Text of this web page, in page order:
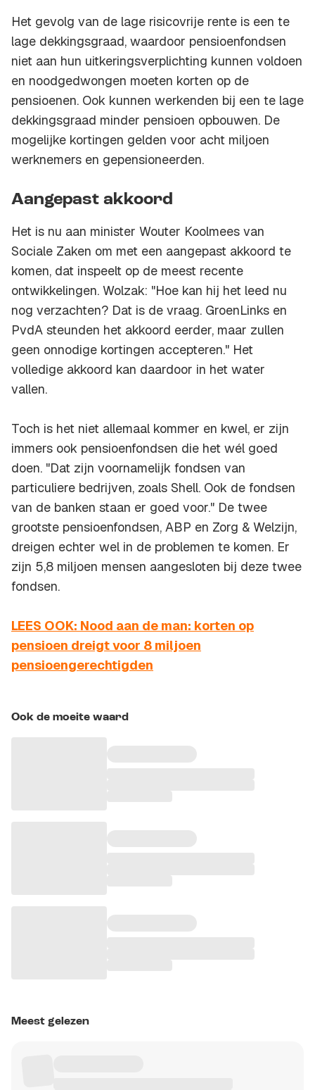
Het gevolg van de lage risicovrije rente is een te
lage dekkingsgraad, waardoor pensioenfondsen
niet aan hun uitkeringsverplichting kunnen voldoen
en noodgedwongen moeten korten op de
pensioenen. Ook kunnen werkenden bij een te lage
dekkingsgraad minder pensioen opbouwen. De
mogelijke kortingen gelden voor acht miljoen
werknemers en gepensioneerden.
Aangepast akkoord
Het is nu aan minister Wouter Koolmees van
Sociale Zaken om met een aangepast akkoord te
komen, dat inspeelt op de meest recente
ontwikkelingen. Wolzak: "Hoe kan hij het leed nu
nog verzachten? Dat is de vraag. GroenLinks en
PvdA steunden het akkoord eerder, maar zullen
geen onnodige kortingen accepteren." Het
volledige akkoord kan daardoor in het water
vallen.
Toch is het niet allemaal kommer en kwel, er zijn
immers ook pensioenfondsen die het wél goed
doen. "Dat zijn voornamelijk fondsen van
particuliere bedrijven, zoals Shell. Ook de fondsen
van de banken staan er goed voor." De twee
grootste pensioenfondsen, ABP en Zorg & Welzijn,
dreigen echter wel in de problemen te komen. Er
zijn 5,8 miljoen mensen aangesloten bij deze twee
fondsen.
LEES OOK: Nood aan de man: korten op
pensioen dreigt voor 8 miljoen
pensioengerechtigden
Ook de moeite waard
Meest gelezen